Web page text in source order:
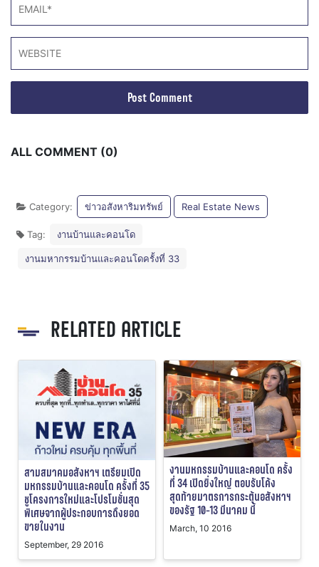
ALL COMMENT (0)
Category: ข่าวอสังหาริมทรัพย์ Real Estate News
Tag: งานบ้านและคอนโด
งานมหากรรมบ้านและคอนโดครั้งที่ 33
RELATED ARTICLE
สามสมาคมอสังหาฯ เตรียมเปิด
มหกรรมบ้านและคอนโด ครั้งที่ 35
ชูโครงการใหม่และโปรโมชั่นสุด
พิเศษจากผู้ประกอบการดึงยอด
ขายในงาน
September, 29 2016
งานมหกรรมบ้านและคอนโด ครั้ง
ที่ 34 เปิดยิ่งใหญ่ ตอบรับโค้ง
สุดท้ายมาตรการกระตุ้นอสังหาฯ
ของรัฐ 10-13 มีนาคม นี้
March, 10 2016